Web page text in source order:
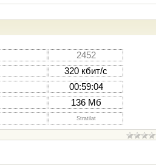
2452
320 кбит/с
00:59:04
136 Мб
Stratilat